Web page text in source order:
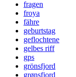
fragen
froya
fähre
geburtstag
geflochtene
gelbes riff
gps
grönsfjord
grønsfjord